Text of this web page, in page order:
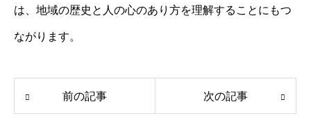
は、地域の歴史と人の心のあり方を理解することにもつ
ながります。
前の記事 次の記事